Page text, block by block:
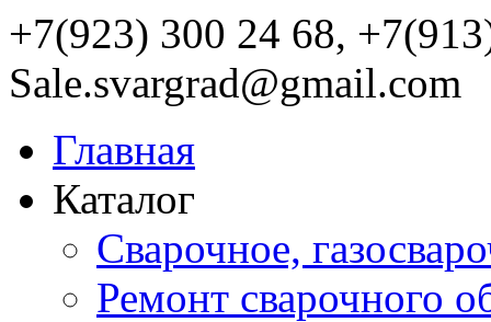
+7(923) 300 24 68,
Sale.svargrad@gmail.com
Главная
Каталог
Сварочное,
Ремонт сварочного